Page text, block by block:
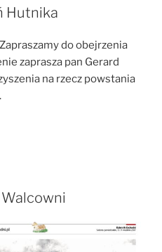
Hutnika
do obejrzenia
zaprasza pan Gerard
na rzecz powstania